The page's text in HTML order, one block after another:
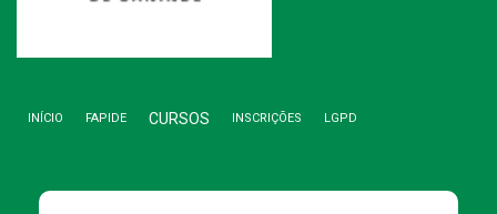
INÍCIO FAPIDE CURSOS INSCRIÇÕES LGPD